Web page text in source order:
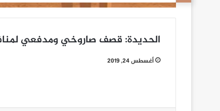
الحديدة: قصف صاروخي ومدفعي
أغسطس 24, 2019